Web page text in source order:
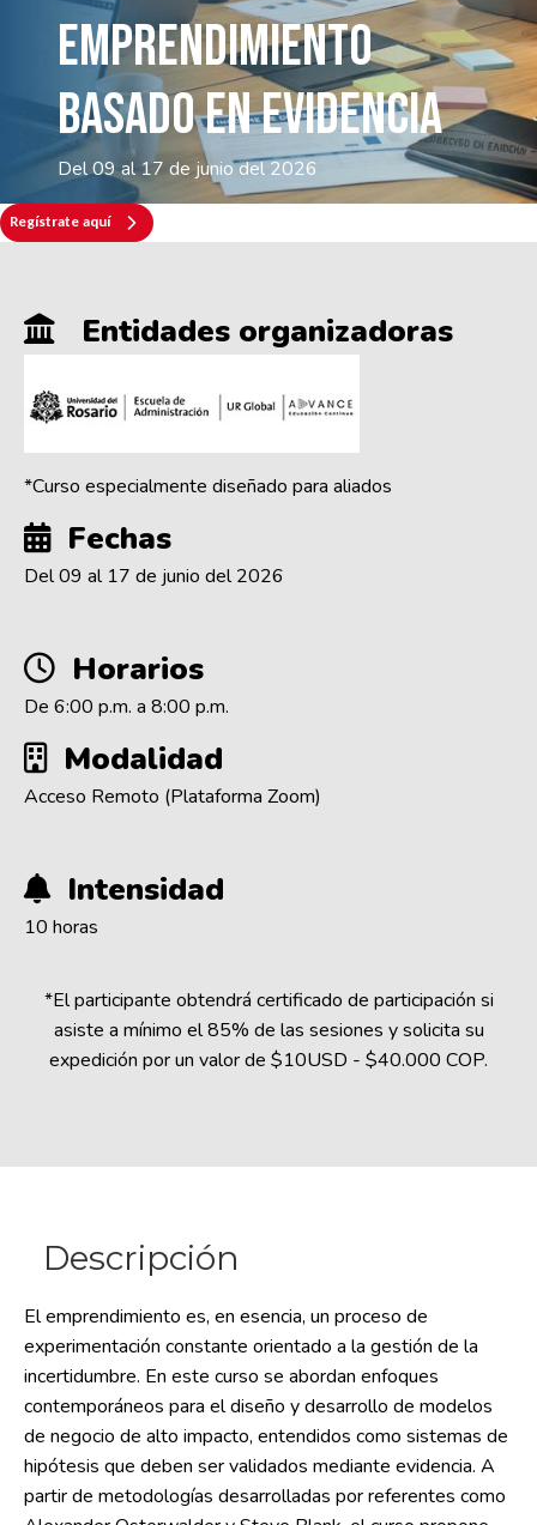
Emprendimiento
basado en evidencia
Del 09 al 17 de junio del 2026
Regístrate aquí
Entidades organizadoras
*Curso especialmente diseñado para aliados
Fechas
Del 09 al 17 de junio del 2026
Horarios
De 6:00 p.m. a 8:00 p.m.
Modalidad
Acceso Remoto (Plataforma Zoom)
Intensidad
10 horas
*El participante obtendrá certificado de participación si
asiste a mínimo el 85% de las sesiones y solicita su
expedición por un valor de $10USD - $40.000 COP.
Descripción
El emprendimiento es, en esencia, un proceso de
experimentación constante orientado a la gestión de la
incertidumbre. En este curso se abordan enfoques
contemporáneos para el diseño y desarrollo de modelos
de negocio de alto impacto, entendidos como sistemas de
hipótesis que deben ser validados mediante evidencia. A
partir de metodologías desarrolladas por referentes como